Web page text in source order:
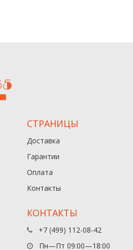
СТРАНИЦЫ
Доставка
Гарантии
Оплата
Контакты
КОНТАКТЫ
+7 (499) 112-08-42
Пн—Пт 09:00—18:00